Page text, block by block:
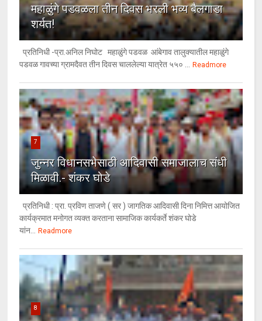
महाळुंगे पडवळला तीन दिवस भरली भव्य बैलगाडा
शर्यत!
प्रतिनिधी -प्रा.अनिल निघोट महाळुंगे पडवळ आंबेगाव तालुक्यातील महाळुंगे
पडवळ गावच्या ग्रामदैवत तीन दिवस चाललेल्या यात्रेत ५५० ... Readmore
7
जुन्नर विधानसभेसाठी आदिवासी समाजालाच संधी
मिळावी.- शंकर घोडे
प्रतिनिधी : प्रा. प्रविण ताजणे ( सर ) जागतिक आदिवासी दिना निमित्त आयोजित
कार्यक्रमात मनोगत व्यक्त करताना सामाजिक कार्यकर्ते शंकर घोडे
यांन... Readmore
8